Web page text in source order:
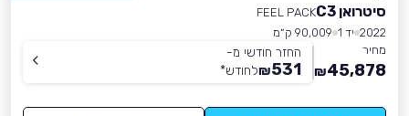
סיטרואן C3
FEEL PACK
2022 יד 1
90,009 ק״מ
מחיר
45,878
₪
החזר חודשי מ-
531
₪לחודש*